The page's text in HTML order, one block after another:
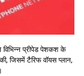
विभिन्न प्रीपेड पेशकश के
जिसमें टैरिफ वॉयस प्लान,